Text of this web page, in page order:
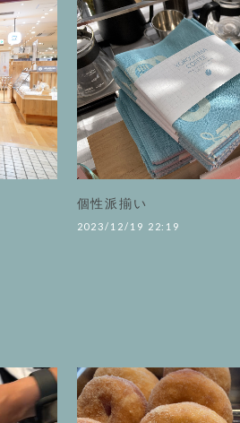
個性派揃い
2023/12/19 22:19